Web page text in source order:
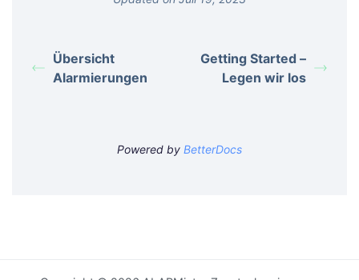
Übersicht
Alarmierungen
Getting Started –
Legen wir los
Powered by BetterDocs